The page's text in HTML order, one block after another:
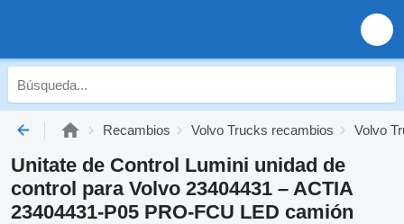
Recambios Volvo Trucks recambios Volvo
Unitate de Control Lumini unidad de
control para Volvo 23404431 – ACTIA
23404431-P05 PRO-FCU LED camión